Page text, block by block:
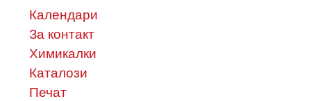
Календари
За контакт
Химикалки
Каталози
Печат